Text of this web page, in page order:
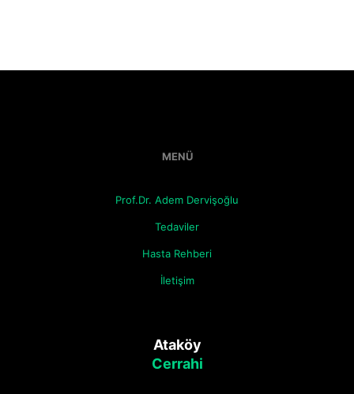
MENÜ
Prof.Dr. Adem Dervişoğlu
Tedaviler
Hasta Rehberi
İletişim
Ataköy
Cerrahi